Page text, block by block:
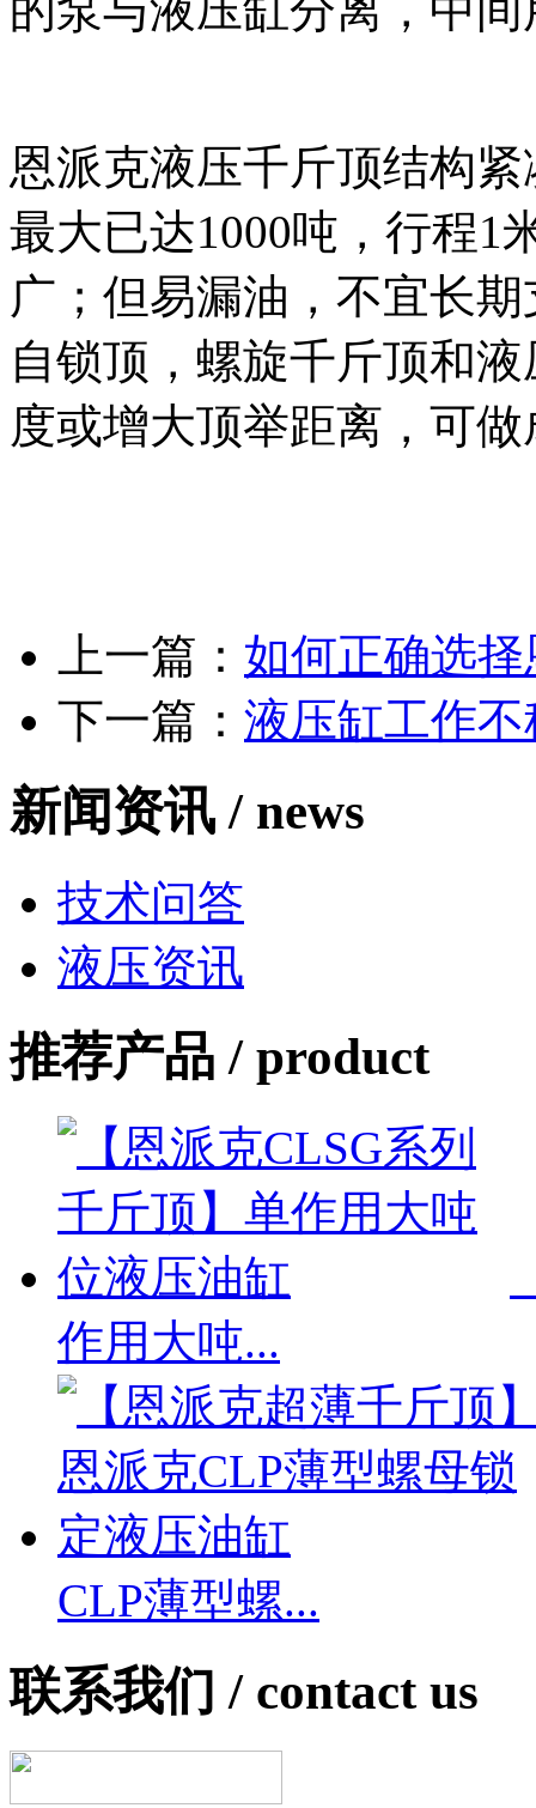
恩派克液压千斤顶结构
最大已达1000吨，行程1
广；但易漏油，不宜长
自锁顶，螺旋千斤顶和
度或增大顶举距离，可
上一篇： 如何正确选
下一篇： 液压缸工作
新闻资讯 / news
技术问答
液压资讯
推荐产品 / product
作用大吨...
CLP薄型螺...
联系我们 / contact us